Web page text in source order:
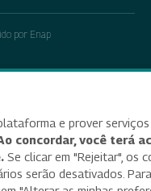
por Enap
e prover serviços
concordar, você terá
Se clicar em "Rejeitar", os
serão desativados. Para